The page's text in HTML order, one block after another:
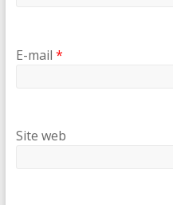
E-mail *
Site web